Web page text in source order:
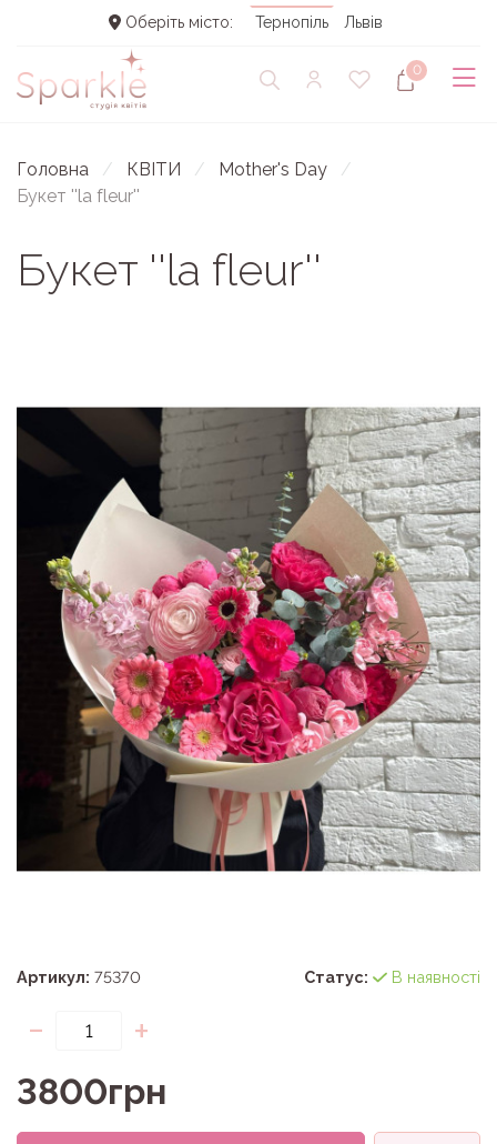
Оберіть місто: Тернопіль Львів
0
Головна КВІТИ
Mother's Day
Букет ''la fleur''
Букет ''la fleur''
Артикул: 75370 Статус: В наявності
- +
3800грн